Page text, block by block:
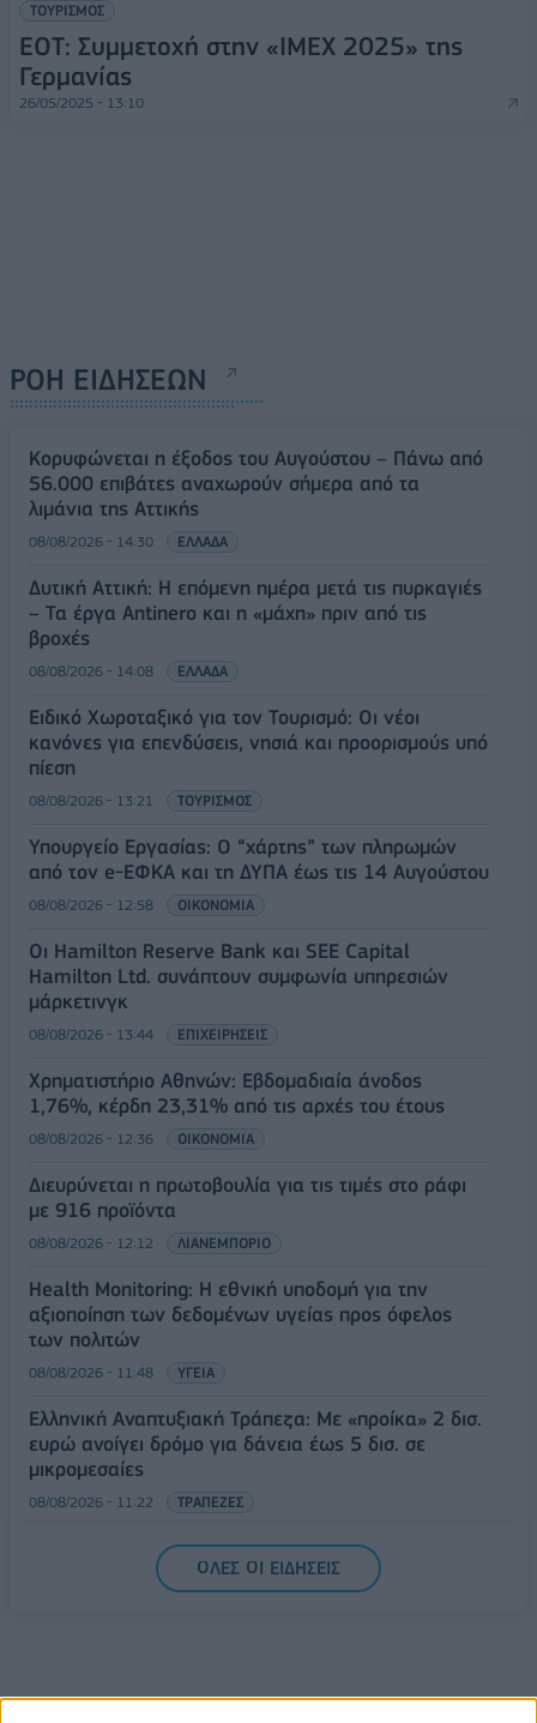
ΤΟΥΡΙΣΜΟΣ
ΕΟΤ: Συμμετοχή στην «IMEX 2025» της
Γερμανίας
26/05/2025 - 13:10
ΡΟΗ ΕΙΔΗΣΕΩΝ
Κορυφώνεται η έξοδος του Αυγούστου – Πάνω από
56.000 επιβάτες αναχωρούν σήμερα από τα
λιμάνια της Αττικής
08/08/2026 - 14:30 ΕΛΛΑΔΑ
Δυτική Αττική: Η επόμενη ημέρα μετά τις πυρκαγιές
– Τα έργα Antinero και η «μάχη» πριν από τις
βροχές
08/08/2026 - 14:08 ΕΛΛΑΔΑ
Ειδικό Χωροταξικό για τον Τουρισμό: Οι νέοι
κανόνες για επενδύσεις, νησιά και προορισμούς υπό
πίεση
08/08/2026 - 13:21 ΤΟΥΡΙΣΜΟΣ
Υπουργείο Εργασίας: Ο “χάρτης” των πληρωμών
από τον e-ΕΦΚΑ και τη ΔΥΠΑ έως τις 14 Αυγούστου
08/08/2026 - 12:58 ΟΙΚΟΝΟΜΙΑ
Οι Hamilton Reserve Bank και SEE Capital
Hamilton Ltd. συνάπτουν συμφωνία υπηρεσιών
μάρκετινγκ
08/08/2026 - 13:44 ΕΠΙΧΕΙΡΗΣΕΙΣ
Χρηματιστήριο Αθηνών: Εβδομαδιαία άνοδος
1,76%, κέρδη 23,31% από τις αρχές του έτους
08/08/2026 - 12:36 ΟΙΚΟΝΟΜΙΑ
Διευρύνεται η πρωτοβουλία για τις τιμές στο ράφι
με 916 προϊόντα
08/08/2026 - 12:12 ΛΙΑΝΕΜΠΟΡΙΟ
Health Monitoring: Η εθνική υποδομή για την
αξιοποίηση των δεδομένων υγείας προς όφελος
των πολιτών
08/08/2026 - 11:48 ΥΓΕΙΑ
Ελληνική Αναπτυξιακή Τράπεζα: Με «προίκα» 2 δισ.
ευρώ ανοίγει δρόμο για δάνεια έως 5 δισ. σε
μικρομεσαίες
08/08/2026 - 11:22 ΤΡΑΠΕΖΕΣ
5G παντού, 6G στον ορίζοντα: Πού βρίσκεται η
Ελλάδα στη μεγάλη τεχνολογική μετάβαση
ΟΛΕΣ ΟΙ ΕΙΔΗΣΕΙΣ